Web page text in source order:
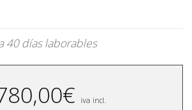
40 días laborables
€ iva incl.